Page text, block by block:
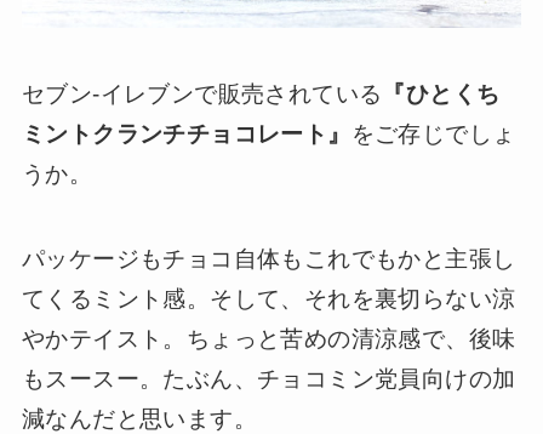
セブン-イレブンで販売されている
『ひとくち
ミントクランチチョコレート』
をご存じでしょ
うか。
パッケージもチョコ自体もこれでもかと主張し
てくるミント感。そして、それを裏切らない涼
やかテイスト。ちょっと苦めの清涼感で、後味
もスースー。たぶん、チョコミン党員向けの加
減なんだと思います。